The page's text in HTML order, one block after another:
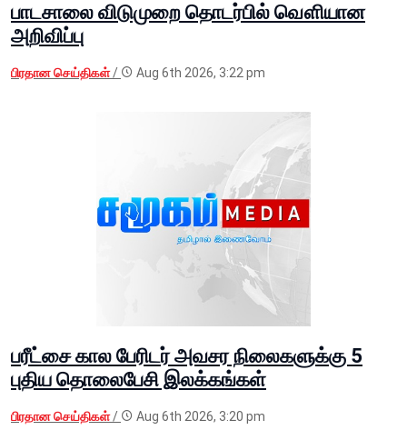
பாடசாலை விடுமுறை தொடர்பில் வௌியான
அறிவிப்பு
பிரதான செய்திகள்/ Aug 6th 2026, 3:22 pm
பரீட்சை கால பேரிடர் அவசர நிலைகளுக்கு 5
புதிய தொலைபேசி இலக்கங்கள்
பிரதான செய்திகள்/ Aug 6th 2026, 3:20 pm